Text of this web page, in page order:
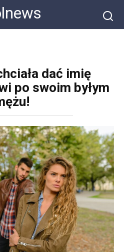
dać imię
po swoim byłym